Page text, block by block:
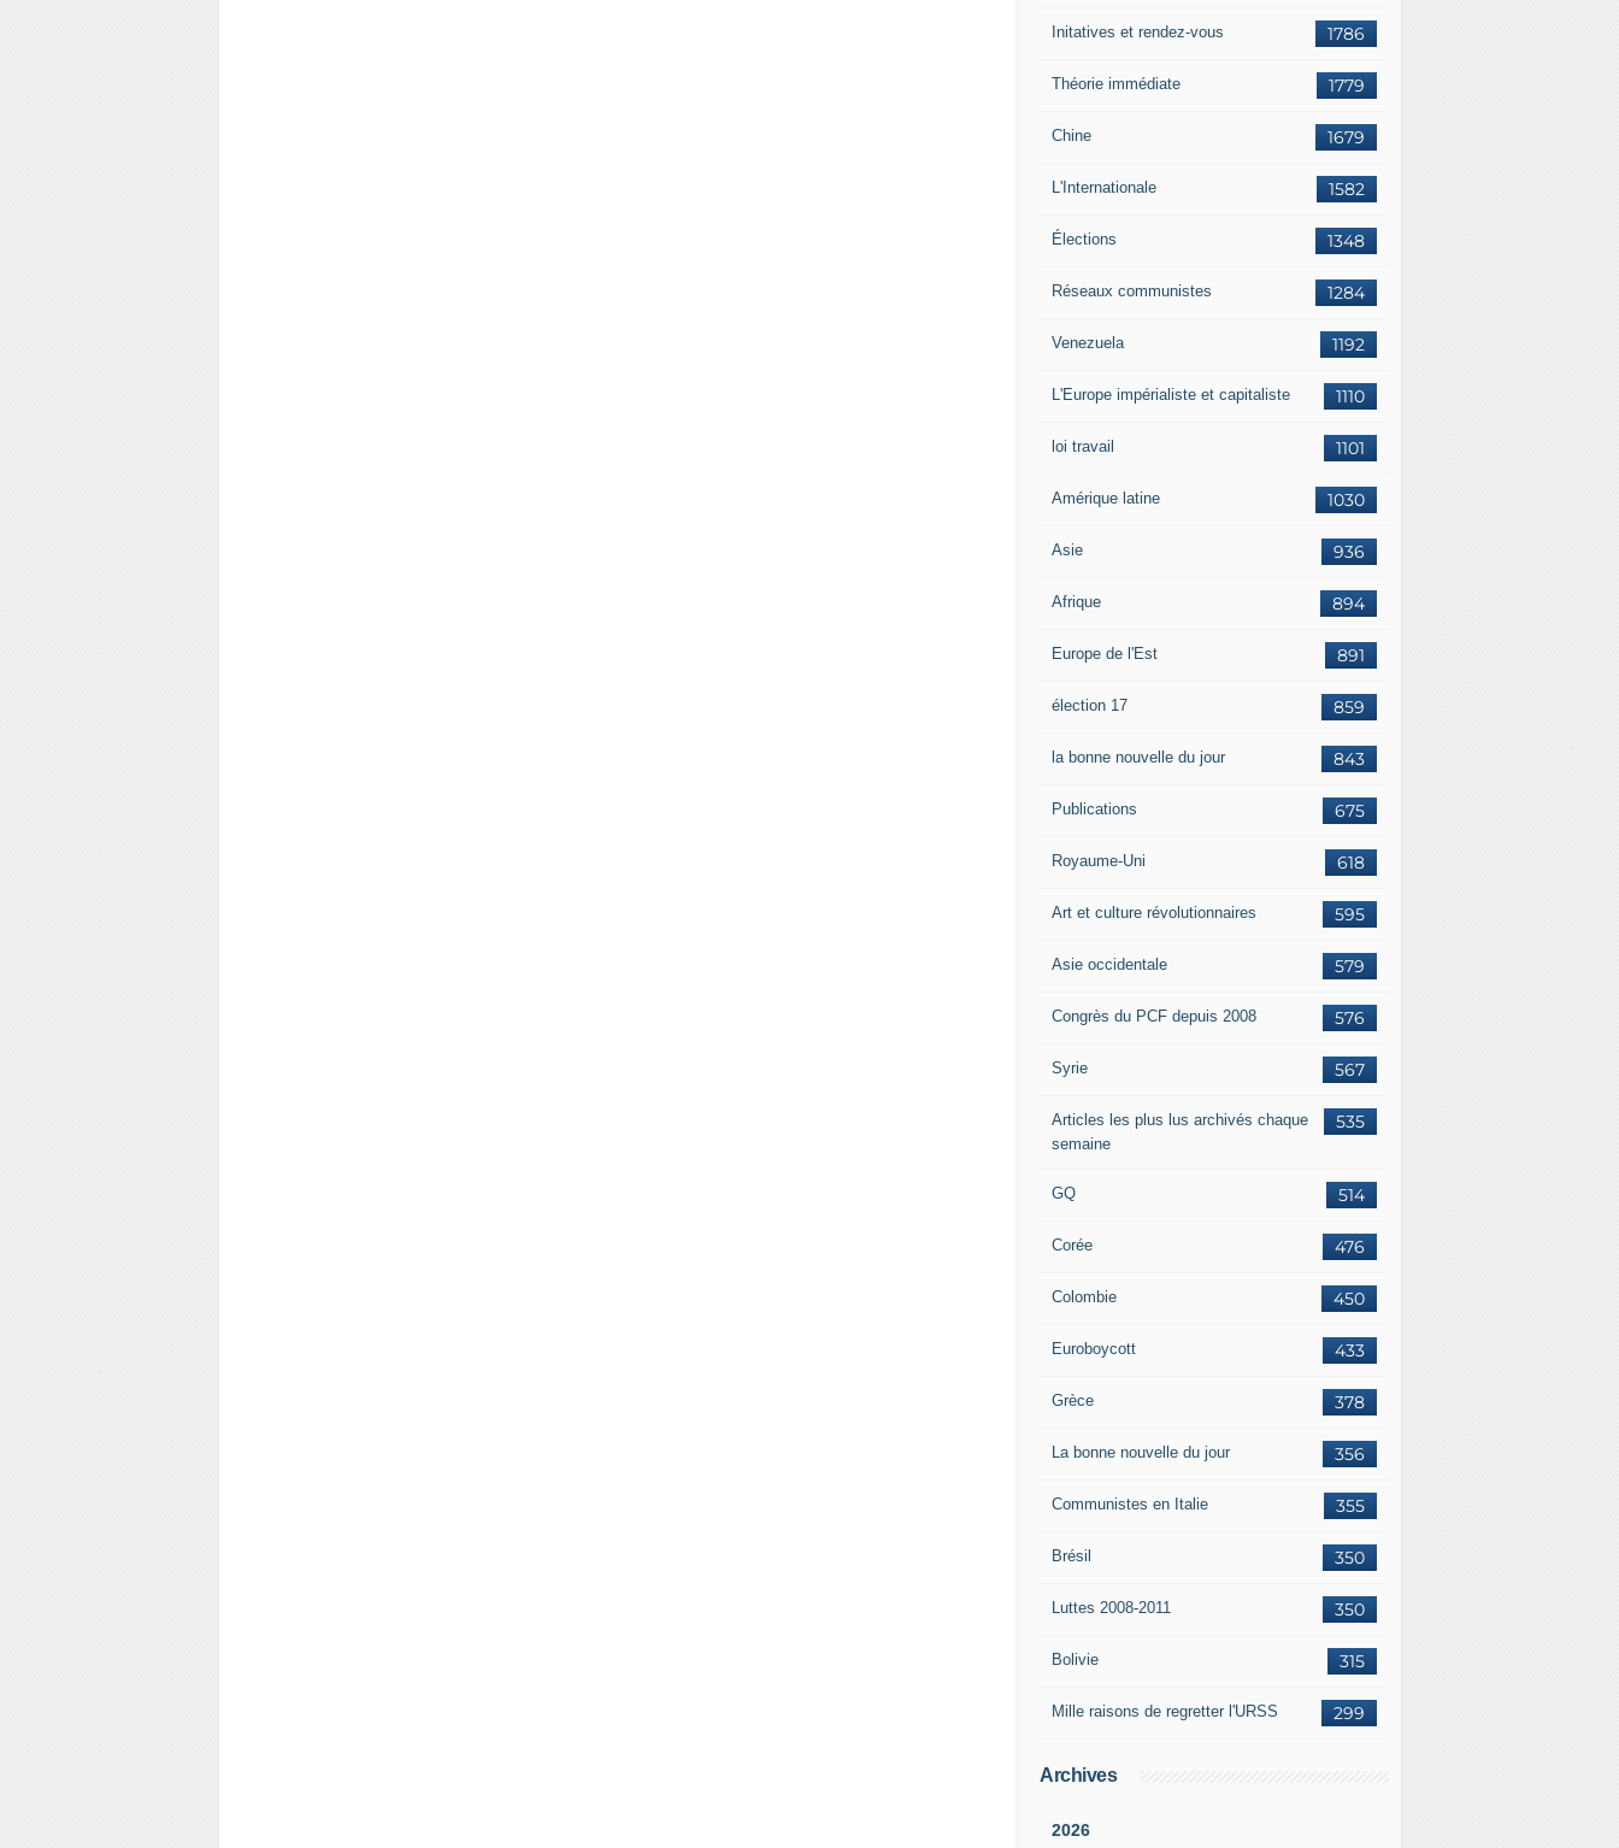
1786
Initatives et rendez-vous
1779
Théorie immédiate
1679
Chine
1582
L'Internationale
1348
Élections
1284
Réseaux communistes
1192
Venezuela
1110
L'Europe impérialiste et capitaliste
1101
loi travail
1030
Amérique latine
936
Asie
894
Afrique
891
Europe de l'Est
859
élection 17
843
la bonne nouvelle du jour
675
Publications
618
Royaume-Uni
595
Art et culture révolutionnaires
579
Asie occidentale
576
Congrès du PCF depuis 2008
567
Syrie
535
Articles les plus lus archivés chaque
semaine
514
GQ
476
Corée
450
Colombie
433
Euroboycott
378
Grèce
356
La bonne nouvelle du jour
355
Communistes en Italie
350
Brésil
350
Luttes 2008-2011
315
Bolivie
299
Mille raisons de regretter l'URSS
Archives
2026